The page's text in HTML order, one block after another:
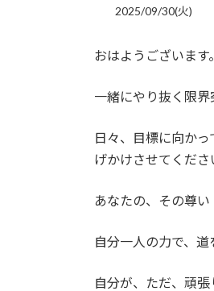
2025/09/30(火)
おはようございます。
一緒にやり抜く限界
日々、目標に向か
げかけさせてくださ
あなたの、その尊
自分一人の力で、道
自分が、ただ、頑